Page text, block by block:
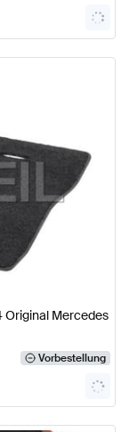
Original Mercedes
Vorbestellung